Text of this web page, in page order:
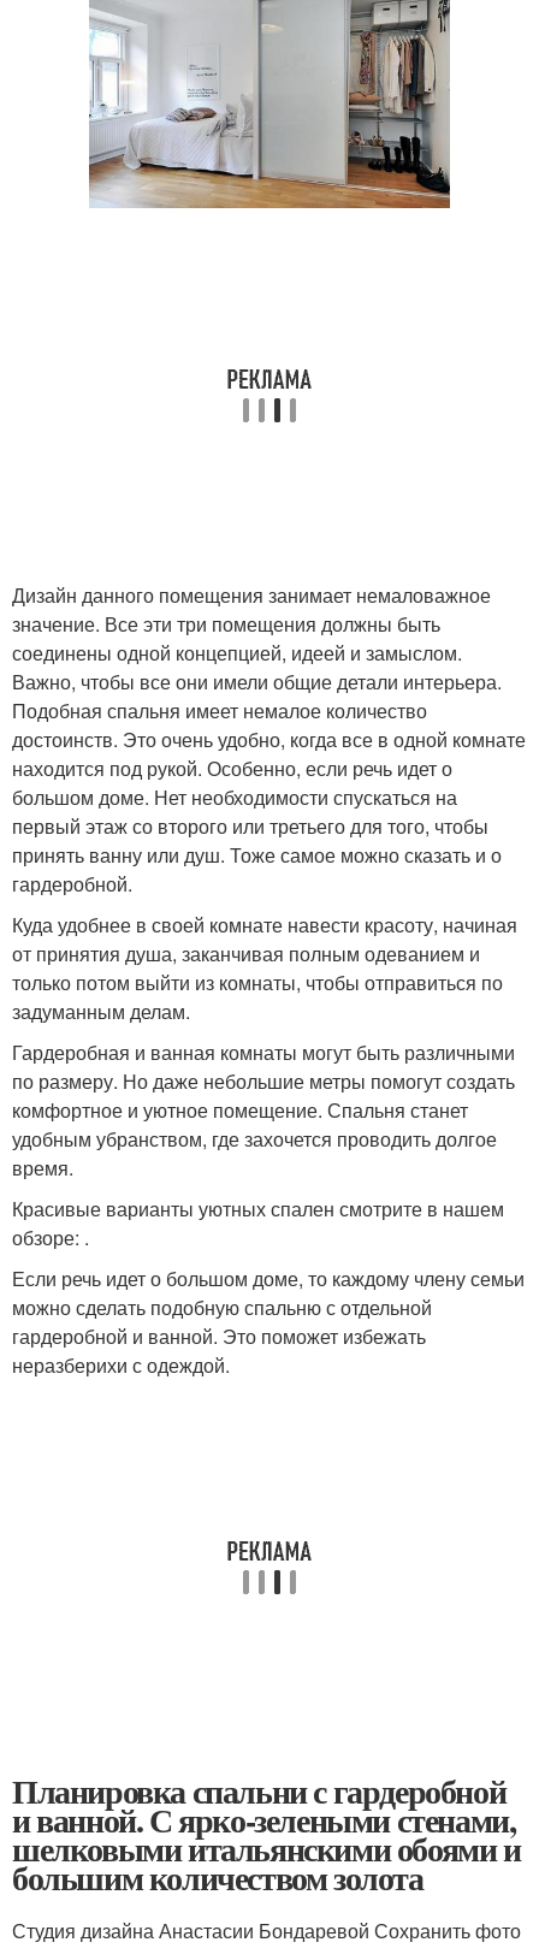
Дизайн данного помещения занимает немаловажное
значение. Все эти три помещения должны быть
соединены одной концепцией, идеей и замыслом.
Важно, чтобы все они имели общие детали интерьера.
Подобная спальня имеет немалое количество
достоинств. Это очень удобно, когда все в одной комнате
находится под рукой. Особенно, если речь идет о
большом доме. Нет необходимости спускаться на
первый этаж со второго или третьего для того, чтобы
принять ванну или душ. Тоже самое можно сказать и о
гардеробной.
Куда удобнее в своей комнате навести красоту, начиная
от принятия душа, заканчивая полным одеванием и
только потом выйти из комнаты, чтобы отправиться по
задуманным делам.
Гардеробная и ванная комнаты могут быть различными
по размеру. Но даже небольшие метры помогут создать
комфортное и уютное помещение. Спальня станет
удобным убранством, где захочется проводить долгое
время.
Красивые варианты уютных спален смотрите в нашем
обзоре: .
Если речь идет о большом доме, то каждому члену семьи
можно сделать подобную спальню с отдельной
гардеробной и ванной. Это поможет избежать
неразберихи с одеждой.
Планировка спальни с гардеробной
и ванной. С ярко-зелеными стенами,
шелковыми итальянскими обоями и
большим количеством золота
Студия дизайна Анастасии Бондаревой Сохранить фото